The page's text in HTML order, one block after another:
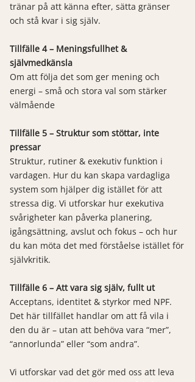
tränar på att känna efter, sätta gränser
och stå kvar i sig själv.
Tillfälle 4 – Meningsfullhet &
självmedkänsla
Om att följa det som ger mening och
energi – små och stora val som stärker
välmående
Tillfälle 5 – Struktur som stöttar, inte
pressar
Struktur, rutiner & exekutiv funktion i
vardagen. Hur du kan skapa vardagliga
system som hjälper dig istället för att
stressa dig. Vi utforskar hur exekutiva
svårigheter kan påverka planering,
igångsättning, avslut och fokus – och hur
du kan möta det med förståelse istället för
självkritik.
Tillfälle 6 – Att vara sig själv, fullt ut
Acceptans, identitet & styrkor med NPF.
Det här tillfället handlar om att få vila i
den du är – utan att behöva vara “mer”,
“annorlunda” eller “som andra”.
Vi utforskar vad det gör med oss att leva